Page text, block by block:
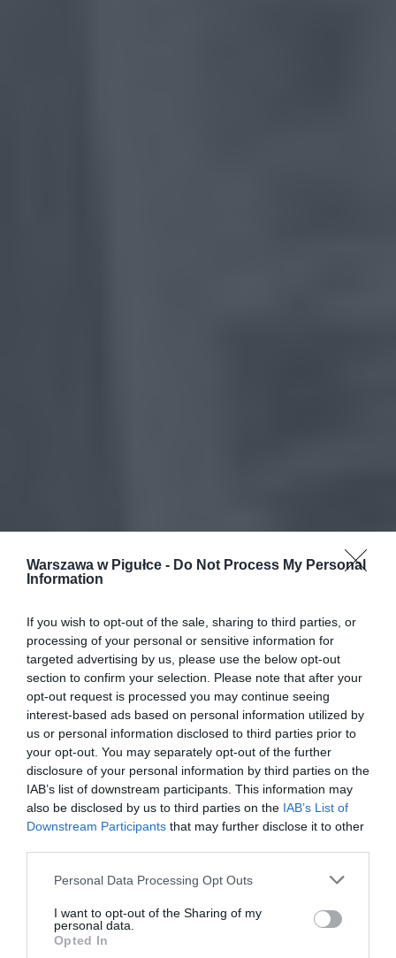
Warszawa w Pigułce - Do Not Process My Personal
Information
If you wish to opt-out of the sale, sharing to third parties, or
processing of your personal or sensitive information for
targeted advertising by us, please use the below opt-out
section to confirm your selection. Please note that after your
opt-out request is processed you may continue seeing
interest-based ads based on personal information utilized by
us or personal information disclosed to third parties prior to
your opt-out. You may separately opt-out of the further
disclosure of your personal information by third parties on the
IAB’s list of downstream participants. This information may
also be disclosed by us to third parties on the IAB’s List of
Downstream Participants that may further disclose it to other
Personal Data Processing Opt Outs
I want to opt-out of the Sharing of my
personal data.
Opted In